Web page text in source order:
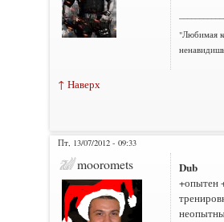
"Любимая
↑ Наверх
Пт, 13/07/2012 - 09:33
mooromets Dub
+опытен